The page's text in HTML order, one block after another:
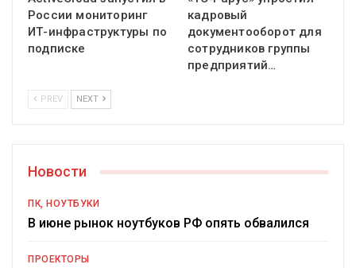
России мониторинг
ИТ-инфраструктуры по
подписке
кадровый
документооборот для
сотрудников группы
предприятий…
PREV NEXT
Новости
ПК, НОУТБУКИ
В июне рынок ноутбуков РФ опять обвалился
ПРОЕКТОРЫ